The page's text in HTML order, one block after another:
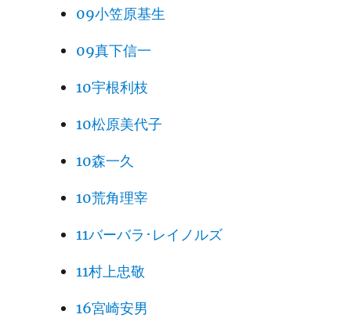
09小笠原基生
09真下信一
10宇根利枝
10松原美代子
10森一久
10荒角理宰
11バーバラ･レイノルズ
11村上忠敬
16宮崎安男